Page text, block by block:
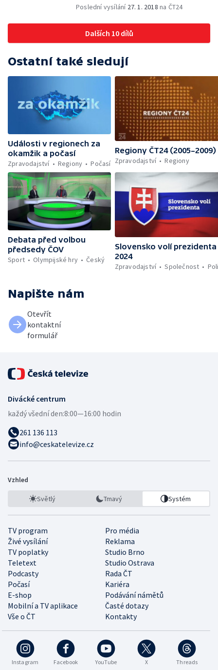
KRNAP — Výrobce paliček pro bubeníky
Poslední vysílání 27. 1. 2018 na ČT24
Dalších 10 dílů
Ostatní také sledují
Události v regionech za
okamžik a počasí
Zpravodajství
Regiony Počasí
Regiony ČT24 (2005–2009)
Zpravodajství
Regiony
Debata před volbou
předsedy ČOV
Sport
Olympijské hry Český
Slovensko volí prezidenta
2024
Zpravodajství
Společnost
Napište nám
Otevřít
kontaktní
formulář
Divácké centrum
každý všední den:8:00—16:00 hodin
261 136 113
info@ceskatelevize.cz
Vzhled
Světlý Tmavý Systém
TV program
Pro média
Živé vysílání
Reklama
TV poplatky
Studio Brno
Teletext
Studio Ostrava
Podcasty
Rada ČT
Počasí
Kariéra
E-shop
Podávání námětů
Mobilní a TV aplikace
Časté dotazy
Vše o ČT
Kontakty
Instagram Facebook YouTube X Threads